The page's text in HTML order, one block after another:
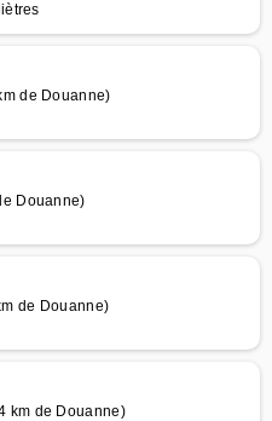
de Douanne)
Douanne)
de Douanne)
km de Douanne)